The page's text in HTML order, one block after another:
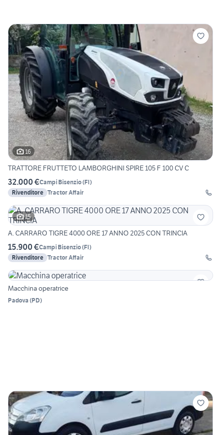
16
TRATTORE FRUTTETO LAMBORGHINI SPIRE 105 F 100 CV C
32.000 €Campi Bisenzio(FI)
Rivenditore Tractor Affair
15
A. CARRARO TIGRE 4000 ORE 17 ANNO 2025 CON TRINCIA
15.900 €Campi Bisenzio(FI)
Rivenditore Tractor Affair
Macchina operatrice
Padova (PD)